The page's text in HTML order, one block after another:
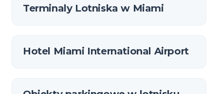
Terminaly Lotniska w Miami
Hotel Miami International Airport